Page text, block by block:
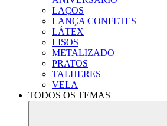
LAÇOS
LANÇA CONFETES
LÁTEX
LISOS
METALIZADO
PRATOS
TALHERES
VELA
TODOS OS TEMAS